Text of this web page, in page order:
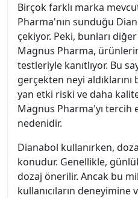
Birçok farklı marka
Pharma'nın sunduğu
çekiyor. Peki, bunları
Magnus Pharma,
testleriyle kanıtlıyor. Bu
gerçekten neyi aldıklarını
yan etki riski ve daha
Magnus Pharma'yı
nedenidir.
Dianabol kullanırken,
konudur. Genellikle,
dozaj önerilir. Ancak bu
kullanıcıların